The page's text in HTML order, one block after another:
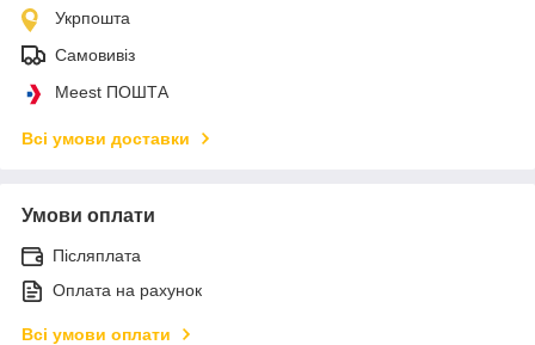
Укрпошта
Самовивіз
Meest ПОШТА
Всі умови доставки
Умови оплати
Післяплата
Оплата на рахунок
Всі умови оплати